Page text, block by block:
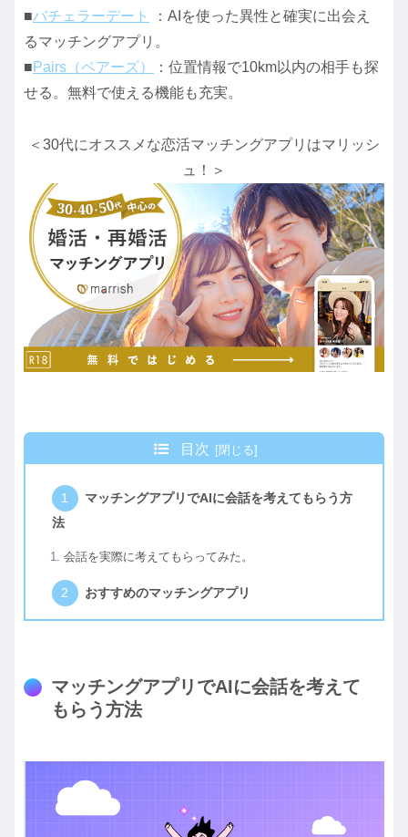
■バチェラーデート
：AIを使った異性と確実に出会え
るマッチングアプリ。
■ Pairs（ペアーズ）
：位置情報で10km以内の相手も探
せる。無料で使える機能も充実。
＜30代にオススメな恋活マッチングアプリはマリッシ
ュ！＞
目次
マッチングアプリでAIに会話を考えてもらう方
法
会話を実際に考えてもらってみた。
おすすめのマッチングアプリ
マッチングアプリでAIに会話を考えて
もらう方法